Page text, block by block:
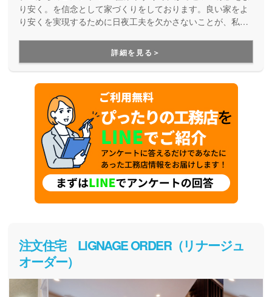
り安く。を信念として家づくりをしております。良い家をよ
り安くを実現するために日夜工夫を欠かさないことが、私た
詳細を見る＞
注文住宅 LiGNAGE ORDER（リナージュ
オーダー）